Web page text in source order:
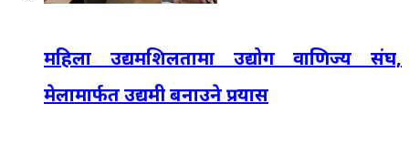
महिला उद्यमशिलतामा उद्योग वाणिज्य संघ,
मेलामार्फत उद्यमी बनाउने प्रयास